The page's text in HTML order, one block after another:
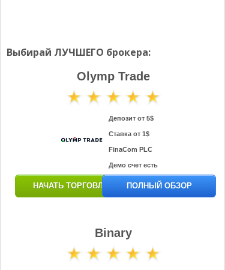
Выбирай ЛУЧШЕГО брокера:
Olymp Trade
Депозит от 5$
Ставка от 1$
FinaCom PLC
Демо счет есть
НАЧАТЬ ТОРГОВЛЮ ПОЛНЫЙ ОБЗОР
Binary